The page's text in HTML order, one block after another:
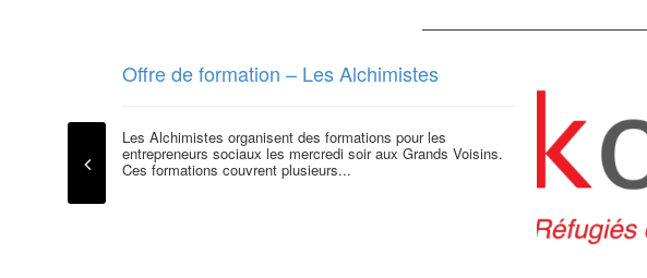
Offre de formation – Les Alchimistes
Les Alchimistes organisent des formations pour les
entrepreneurs sociaux les mercredi soir aux Grands Voisins.
Ces formations couvrent plusieurs...